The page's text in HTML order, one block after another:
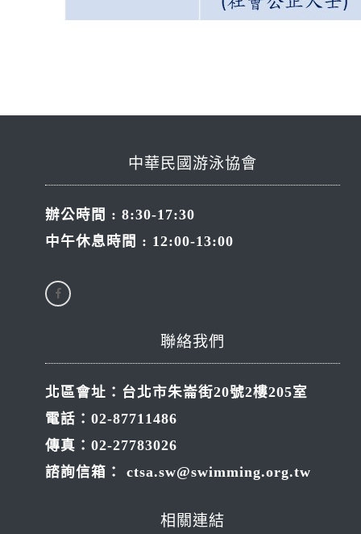
中華民國游泳協會
辦公時間 : 8:30-17:30
中午休息時間 : 12:00-13:00
聯絡我們
北區會址：台北市朱崙街20號2樓205室
電話：02-87711486
傳真：02-27783026
諮詢信箱：ctsa.sw@swimming.org.tw
相關連結